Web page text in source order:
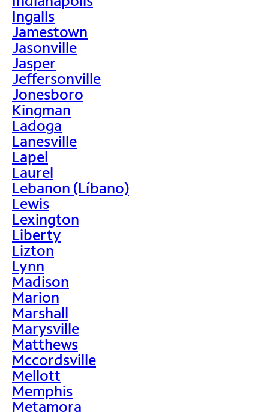
Ingalls
Jamestown
Jasonville
Jasper
Jeffersonville
Jonesboro
Kingman
Ladoga
Lanesville
Lapel
Laurel
Lebanon (Líbano)
Lewis
Lexington
Liberty
Lizton
Lynn
Madison
Marion
Marshall
Marysville
Matthews
Mccordsville
Mellott
Memphis
Metamora